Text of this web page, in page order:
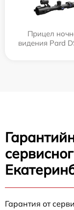
Прицел
видения Pard
Гарантия от